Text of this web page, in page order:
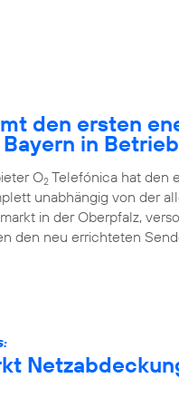
den ersten
in Betrieb
O2 Telefónica hat den
unabhängig von der
in der Oberpfalz,
den neu errichteten